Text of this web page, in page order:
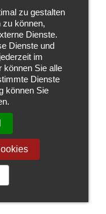
dźiwadło
Carolinu Eyckec
zu gestalten
zu können,
Dienste.
Dienste und
im
können Sie alle
Dienste
können Sie